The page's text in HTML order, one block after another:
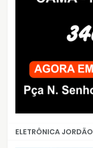
ELETRÔNICA JORDÃO